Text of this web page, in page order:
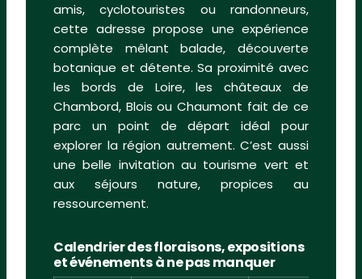
amis, cyclotouristes ou randonneurs,
cette adresse propose une expérience
complète mêlant balade, découverte
botanique et détente. Sa proximité avec
les bords de Loire, les châteaux de
Chambord, Blois ou Chaumont fait de ce
parc un point de départ idéal pour
explorer la région autrement. C’est aussi
une belle invitation au tourisme vert et
aux séjours nature, propices au
ressourcement.
Calendrier des floraisons, expositions
et événements à ne pas manquer